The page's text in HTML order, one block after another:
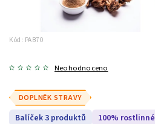
Kód: PAB70
Neohodnoceno
DOPLNĚK STRAVY
Balíček 3 produktů
100% rostlinné